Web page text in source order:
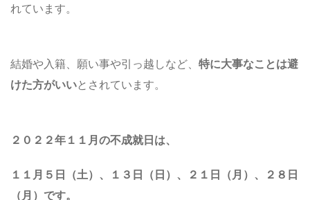
れています。
結婚や入籍、願い事や引っ越しなど、 特に大事なことは避
けた方がいいとされています。
２０２２年１１月の不成就日は、
１１月５日（土）、１３日（日）、２１日（月）、２８日
（月） です。